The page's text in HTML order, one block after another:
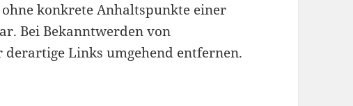
konkrete Anhaltspunkte einer
Bei Bekanntwerden von
Links umgehend entfernen.